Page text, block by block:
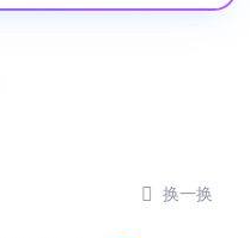
 换一换